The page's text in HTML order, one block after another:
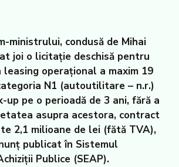
ministrului, condusă de Mihai
joi o licitație deschisă pentru
operațional a maxim 19
N1 (autoutilitare – n.r.)
up pe o perioadă de 3 ani, fără a
asupra acestora, contract
2,1 milioane de lei (fătă TVA),
publicat în Sistemul
Publice (SEAP).